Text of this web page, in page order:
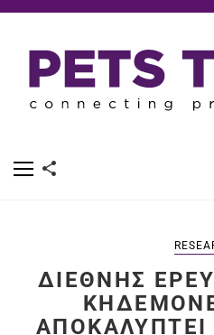
ΔΙΕΘΝΉΣ
ΑΠΟΚΑΛΎΠΤΕΙ